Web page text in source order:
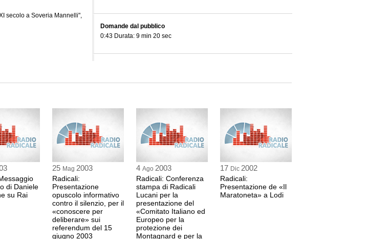
secolo a Soveria Mannelli",
Domande dal pubblico
0:43 Durata: 9 min 20 sec
Leonardo Sirianni, Vice Sindaco di Soveria Mannelli
Daniele Capezzone
1:01 Durata: 5 min 22 sec
Domanda dal pubblico
1:07 Durata: 2 min 17 sec
di Daniele
su Rai
25 Mag 2003
Radicali:
Presentazione
opuscolo informativo
contro il silenzio, per il
«conoscere per
deliberare» sui
referendum del 15
giugno 2003
4 Ago 2003
Radicali: Conferenza
stampa di Radicali
Lucani per la
presentazione del
«Comitato Italiano ed
Europeo per la
protezione dei
Montagnard e per la
17 Dic 2002
Radicali:
Presentazione de «Il
Maratoneta» a Lodi